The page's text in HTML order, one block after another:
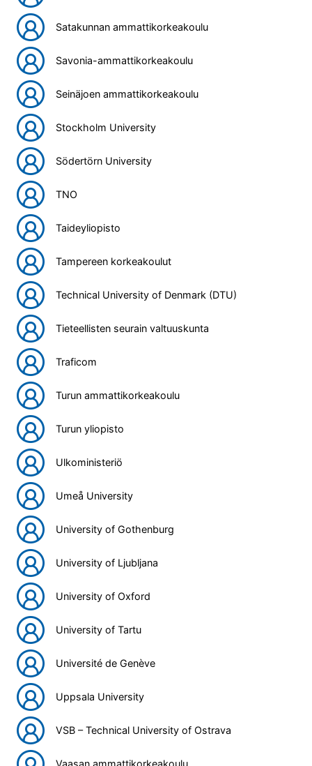
Satakunnan ammattikorkeakoulu
Savonia-ammattikorkeakoulu
Seinäjoen ammattikorkeakoulu
Stockholm University
Södertörn University
TNO
Taideyliopisto
Tampereen korkeakoulut
Technical University of Denmark (DTU)
Tieteellisten seurain valtuuskunta
Traficom
Turun ammattikorkeakoulu
Turun yliopisto
Ulkoministeriö
Umeå University
University of Gothenburg
University of Ljubljana
University of Oxford
University of Tartu
Université de Genève
Uppsala University
VSB – Technical University of Ostrava
Vaasan ammattikorkeakoulu